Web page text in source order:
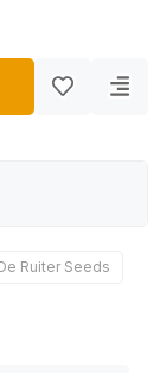
Ruiter Seeds